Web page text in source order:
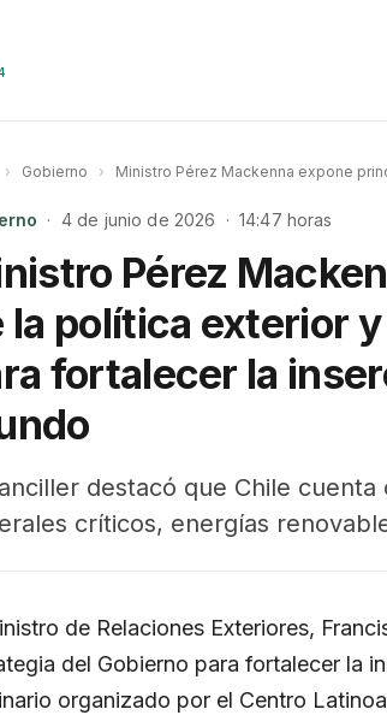
› Gobierno › Ministro Pérez Mackenna expone
· 4 de junio de 2026 · 14:47 horas
Pérez
la política exterior
fortalecer la
destacó que Chile
críticos, energías
de Relaciones Exteriores,
del Gobierno para fortalecer la
organizado por el Centro